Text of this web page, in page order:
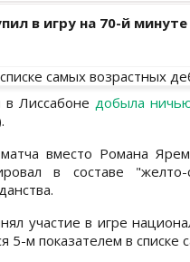
в игру на 70-й
Лиссабоне добыла
вместо Романа
в составе
участие в игре
5-м показателем в